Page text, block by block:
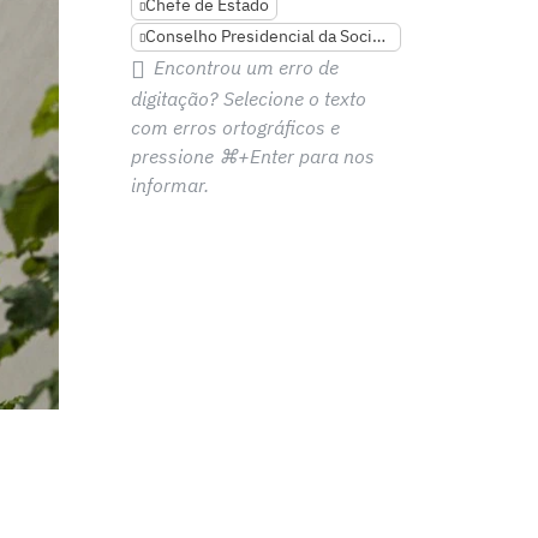
Chefe de Estado
Conselho Presidencial da Sociedade Civil e Direitos Humanos RF
Encontrou um erro de
digitação? Selecione o texto
com erros ortográficos e
pressione ⌘+Enter para nos
informar.